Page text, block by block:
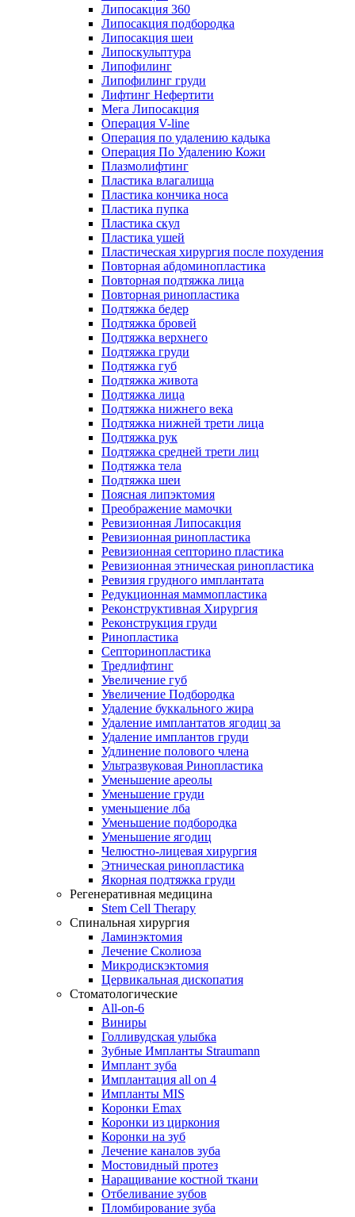
Липосакция 360
Липосакция подбородка
Липосакция шеи
Липоскульптура
Липофилинг
Липофилинг груди
Лифтинг Нефертити
Мега Липосакция
Операция V-line
Операция по удалению кадыка
Операция По Удалению Кожи
Плазмолифтинг
Пластика влагалища
Пластика кончика носа
Пластика пупка
Пластика скул
Пластика ушей
Пластическая хирургия после похудения
Повторная абдоминопластика
Повторная подтяжка лица
Повторная ринопластика
Подтяжка бедер
Подтяжка бровей
Подтяжка верхнего
Подтяжка груди
Подтяжка губ
Подтяжка живота
Подтяжка лица
Подтяжка нижнего века
Подтяжка нижней трети лица
Подтяжка рук
Подтяжка средней трети лиц
Подтяжка тела
Подтяжка шеи
Поясная липэктомия
Преображение мамочки
Ревизионная Липосакция
Ревизионная ринопластика
Ревизионная септорино пластика
Ревизионная этническая ринопластика
Ревизия грудного имплантата
Редукционная маммопластика
Реконструктивная Хирургия
Реконструкция груди
Ринопластика
Септоринопластика
Тредлифтинг
Увеличение губ
Увеличение Подбородка
Удаление буккального жира
Удаление имплантатов ягодиц за
Удаление имплантов груди
Удлинение полового члена
Ультразвуковая Ринопластика
Уменьшение ареолы
Уменьшение груди
уменьшение лба
Уменьшение подбородка
Уменьшение ягодиц
Челюстно-лицевая хирургия
Этническая ринопластика
Якорная подтяжка груди
Регенеративная медицина
Stem Cell Therapy
Спинальная хирургия
Ламинэктомия
Лечение Сколиоза
Микродискэктомия
Цервикальная дископатия
Стоматологические
All-on-6
Виниры
Голливудская улыбка
Зубные Импланты Straumann
Имплант зуба
Имплантация all on 4
Импланты MIS
Коронки Emax
Коронки из циркония
Коронки на зуб
Лечение каналов зуба
Мостовидный протез
Наращивание костной ткани
Отбеливание зубов
Пломбирование зуба